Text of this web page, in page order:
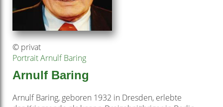
© privat
Portrait Arnulf Baring
Arnulf Baring
Arnulf Baring, geboren 1932 in Dresden, erlebte